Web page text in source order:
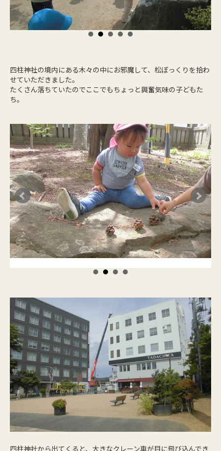
四柱神社の境内にある木々の中にお邪魔して、松ぼっくりを拾わ
せていただきました。
たくさん落ちていたのでここでもちょっと興奮気味の子どもた
ち。
四柱神社から出てくると、大きなクレーン車が目に飛び込んでき